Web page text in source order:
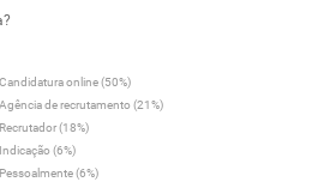
Simplicidade Um jeito
Quanto maior a
devemos ser. Atitude de
e visão do todo. Estamos
fazendo mais com menos.
Candidatura online (50%)
Agência de recrutamento (21%)
Recrutador (18%)
Indicação (6%)
Pessoalmente (6%)